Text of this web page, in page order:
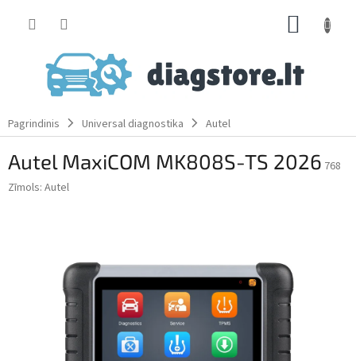
Pagrindinis Universal diagnostika Autel
Autel MaxiCOM MK808S-TS 2026 768
Zīmols: Autel